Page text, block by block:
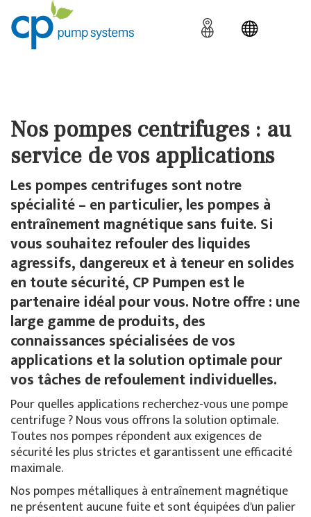
Nos pompes centrifuges : au
service de vos applications
Les pompes centrifuges sont notre
spécialité – en particulier, les pompes à
entraînement magnétique sans fuite. Si
vous souhaitez refouler des liquides
agressifs, dangereux et à teneur en solides
en toute sécurité, CP Pumpen est le
partenaire idéal pour vous. Notre offre : une
large gamme de produits, des
connaissances spécialisées de vos
applications et la solution optimale pour
vos tâches de refoulement individuelles.
Pour quelles applications recherchez-vous une pompe
centrifuge ? Nous vous offrons la solution optimale.
Toutes nos pompes répondent aux exigences de
sécurité les plus strictes et garantissent une efficacité
maximale.
Nos pompes métalliques à entraînement magnétique
ne présentent aucune fuite et sont équipées d'un palier